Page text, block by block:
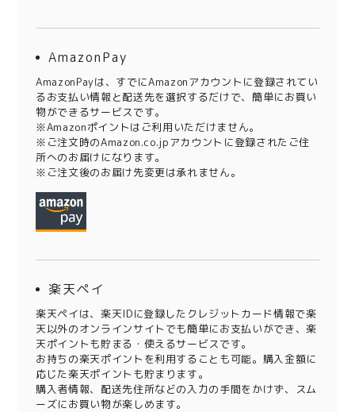
AmazonPay
AmazonPayは、すでにAmazonアカウントに登録されてい
るお支払い情報と配送先を選択するだけで、簡単にお買い
物ができるサービスです。
※Amazonポイントはご利用いただけません。
※ご注文時のAmazon.co.jpアカウントに登録されたご住
所へのお届けになります。
※ご注文後のお届け先変更は承れません。
楽天ペイ
楽天ペイは、楽天IDに登録したクレジットカード情報で楽
天以外のオンラインサイトでも簡単にお支払いができ、楽
天ポイントも貯まる・使えるサービスです。
お持ちの楽天ポイントを利用することも可能。購入金額に
応じた楽天ポイントも貯まります。
購入者情報、配送先住所などの入力の手間をかけず、スム
ーズにお買い物が楽しめます。